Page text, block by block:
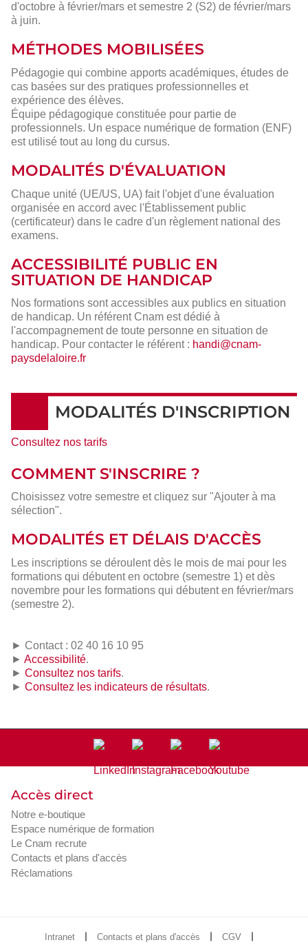
d'octobre à février/mars et semestre 2 (S2) de février/mars
à juin.
MÉTHODES MOBILISÉES
Pédagogie qui combine apports académiques, études de
cas basées sur des pratiques professionnelles et
expérience des élèves.
Équipe pédagogique constituée pour partie de
professionnels. Un espace numérique de formation (ENF)
est utilisé tout au long du cursus.
MODALITÉS D'ÉVALUATION
Chaque unité (UE/US, UA) fait l'objet d'une évaluation
organisée en accord avec l'Établissement public
(certificateur) dans le cadre d'un règlement national des
examens.
ACCESSIBILITÉ PUBLIC EN
SITUATION DE HANDICAP
Nos formations sont accessibles aux publics en situation
de handicap. Un référent Cnam est dédié à
l'accompagnement de toute personne en situation de
handicap. Pour contacter le référent : handi@cnam-
paysdelaloire.fr
MODALITÉS D'INSCRIPTION
Consultez nos tarifs
COMMENT S'INSCRIRE ?
Choisissez votre semestre et cliquez sur "Ajouter à ma
sélection".
MODALITÉS ET DÉLAIS D'ACCÈS
Les inscriptions se déroulent dès le mois de mai pour les
formations qui débutent en octobre (semestre 1) et dès
novembre pour les formations qui débutent en février/mars
(semestre 2).
► Contact : 02 40 16 10 95
► Accessibilité.
► Consultez nos tarifs.
► Consultez les indicateurs de résultats.
Accès direct
Notre e-boutique
Espace numérique de formation
Le Cnam recrute
Contacts et plans d'accès
Réclamations
Intranet Contacts et plans d'accès
CGV